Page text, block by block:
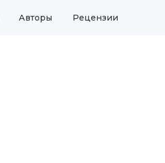
Авторы Рецензии